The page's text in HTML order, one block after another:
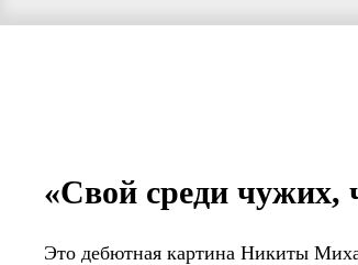
«Свой среди чужих,
Это дебютная картина Никиты